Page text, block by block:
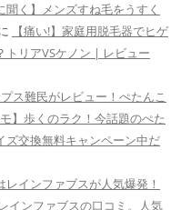
く】メンズすね毛をうすく
【痛い!】家庭用脱毛器でヒゲ
リアVSケノン | レビュー
ス難民がレビュー！ぺたんこ
モ】歩くのラク！今話題のぺた
ズ交換無料キャンペーン中だ
インファブスが人気爆発！
インファブスの口コミ。人気